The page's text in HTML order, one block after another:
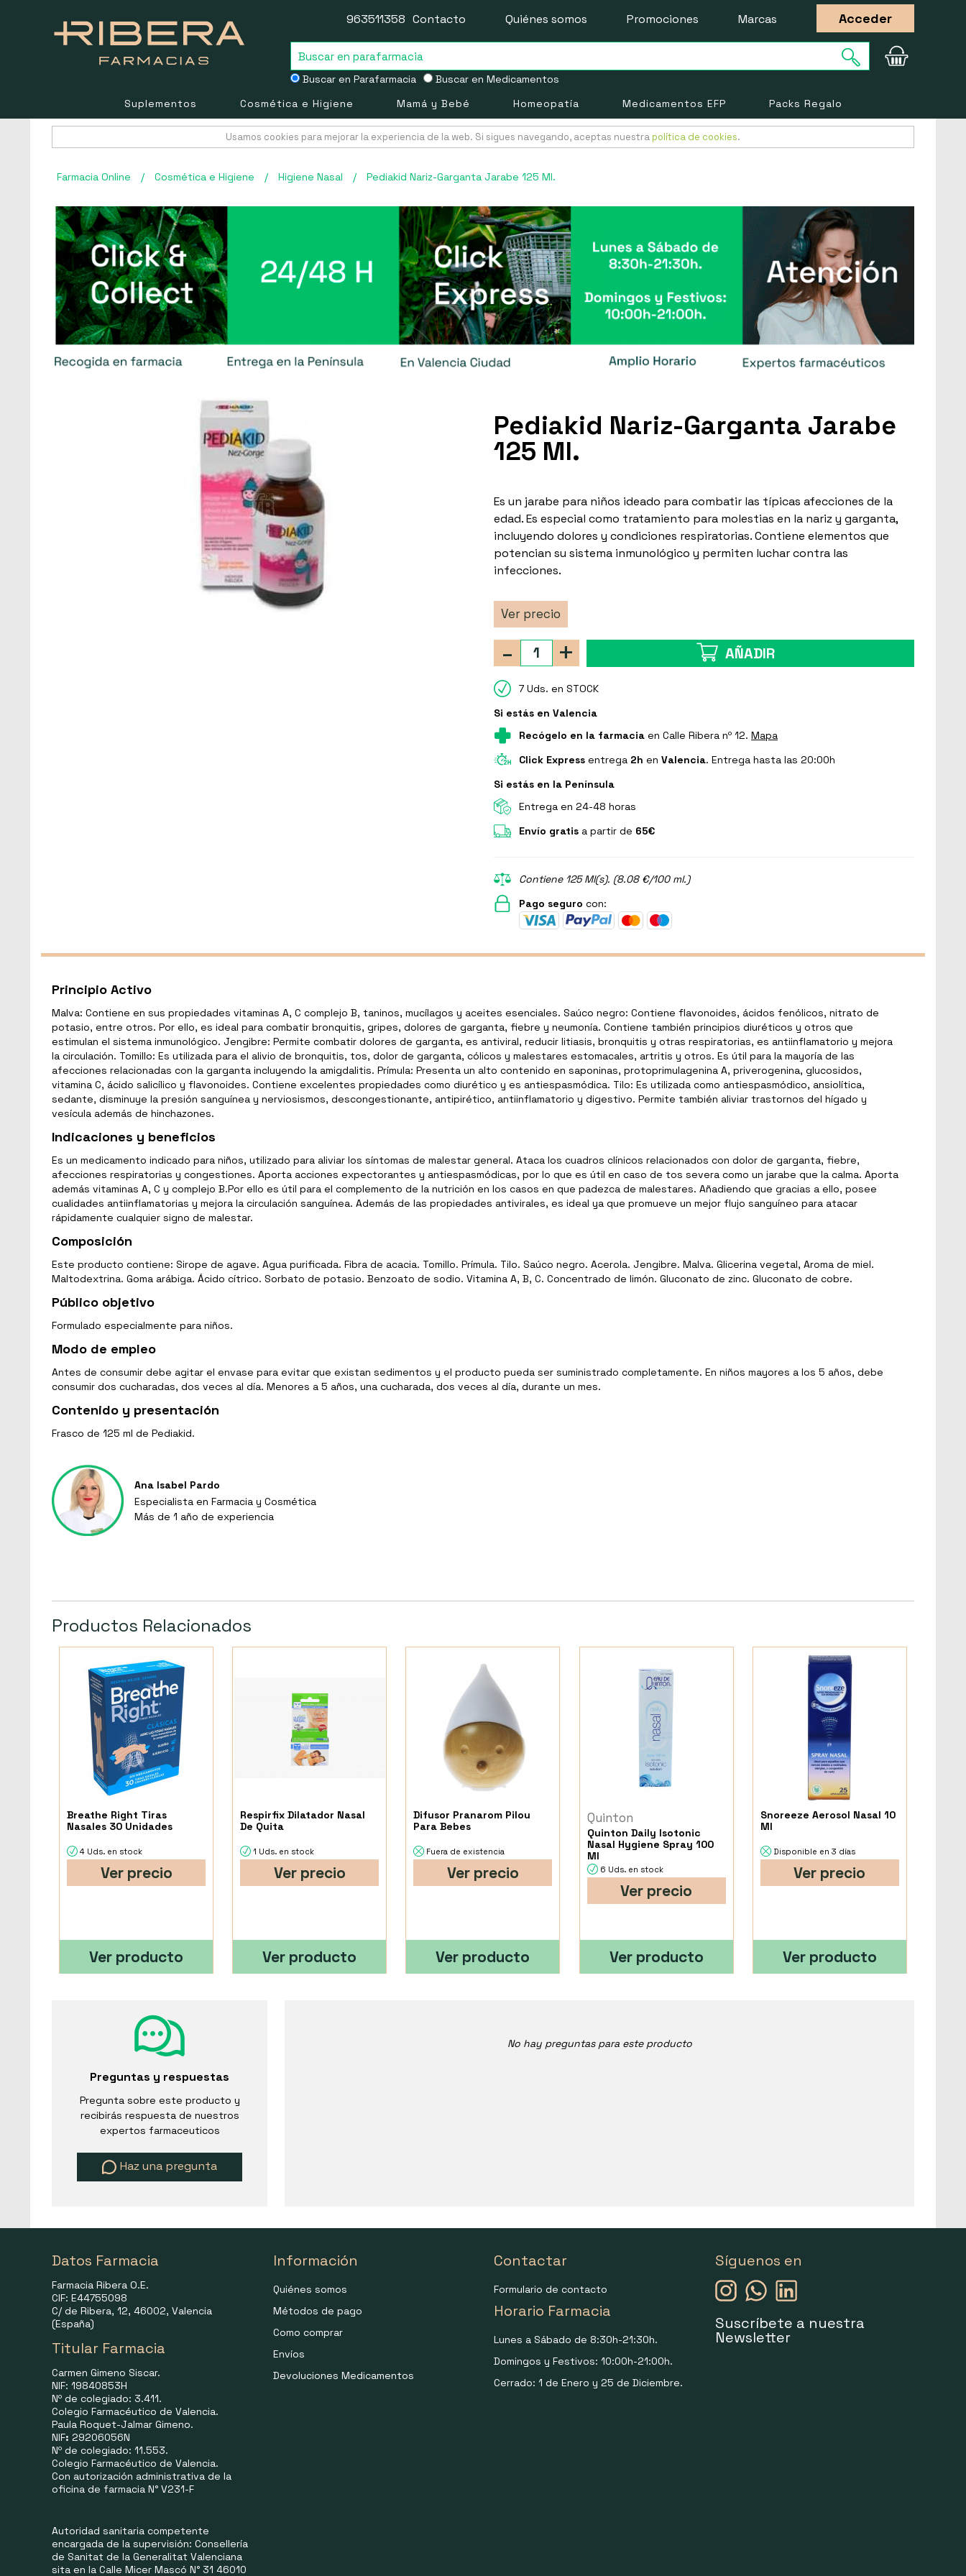
Buscar en Parafarmacia Buscar en Medicamentos
963511358 Contacto Quiénes somos Promociones Marcas Acceder
Suplementos Cosmética e Higiene Mamá y Bebé Homeopatía Medicamentos EFP Packs Regalo
Usamos cookies para mejorar la experiencia de la web. Si sigues navegando, aceptas nuestra política de cookies.
Farmacia Online / Cosmética e Higiene / Higiene Nasal / Pediakid Nariz-Garganta Jarabe 125 Ml.
Pediakid Nariz-Garganta Jarabe
125 Ml.
Es un jarabe para niños ideado para combatir las típicas afecciones de la
edad. Es especial como tratamiento para molestias en la nariz y garganta,
incluyendo dolores y condiciones respiratorias. Contiene elementos que
potencian su sistema inmunológico y permiten luchar contra las
infecciones.
Ver precio
+
- AÑADIR
7 Uds. en STOCK
Si estás en Valencia
Recógelo en la farmacia en Calle Ribera nº 12. Mapa
Click Express entrega 2h en Valencia. Entrega hasta las 20:00h
Si estás en la Península
Entrega en 24-48 horas
Envío gratis a partir de 65€
Contiene 125 Ml(s). (8.08 €/100 ml.)
Pago seguro con:
Principio Activo
Malva: Contiene en sus propiedades vitaminas A, C complejo B, taninos, mucílagos y aceites esenciales. Saúco negro: Contiene flavonoides, ácidos fenólicos, nitrato de
potasio, entre otros. Por ello, es ideal para combatir bronquitis, gripes, dolores de garganta, fiebre y neumonía. Contiene también principios diuréticos y otros que
estimulan el sistema inmunológico. Jengibre: Permite combatir dolores de garganta, es antiviral, reducir litiasis, bronquitis y otras respiratorias, es antiinflamatorio y mejora
la circulación. Tomillo: Es utilizada para el alivio de bronquitis, tos, dolor de garganta, cólicos y malestares estomacales, artritis y otros. Es útil para la mayoría de las
afecciones relacionadas con la garganta incluyendo la amigdalitis. Prímula: Presenta un alto contenido en saponinas, protoprimulagenina A, priverogenina, glucosidos,
vitamina C, ácido salicílico y flavonoides. Contiene excelentes propiedades como diurético y es antiespasmódica. Tilo: Es utilizada como antiespasmódico, ansiolítica,
sedante, disminuye la presión sanguínea y nerviosismos, descongestionante, antipirético, antiinflamatorio y digestivo. Permite también aliviar trastornos del hígado y
vesícula además de hinchazones.
Indicaciones y beneficios
Es un medicamento indicado para niños, utilizado para aliviar los síntomas de malestar general. Ataca los cuadros clínicos relacionados con dolor de garganta, fiebre,
afecciones respiratorias y congestiones. Aporta acciones expectorantes y antiespasmódicas, por lo que es útil en caso de tos severa como un jarabe que la calma. Aporta
además vitaminas A, C y complejo B.Por ello es útil para el complemento de la nutrición en los casos en que padezca de malestares. Añadiendo que gracias a ello, posee
cualidades antiinflamatorias y mejora la circulación sanguínea. Además de las propiedades antivirales, es ideal ya que promueve un mejor flujo sanguíneo para atacar
rápidamente cualquier signo de malestar.
Composición
Este producto contiene: Sirope de agave. Agua purificada. Fibra de acacia. Tomillo. Prímula. Tilo. Saúco negro. Acerola. Jengibre. Malva. Glicerina vegetal, Aroma de miel.
Maltodextrina. Goma arábiga. Ácido cítrico. Sorbato de potasio. Benzoato de sodio. Vitamina A, B, C. Concentrado de limón. Gluconato de zinc. Gluconato de cobre.
Público objetivo
Formulado especialmente para niños.
Modo de empleo
Antes de consumir debe agitar el envase para evitar que existan sedimentos y el producto pueda ser suministrado completamente. En niños mayores a los 5 años, debe
consumir dos cucharadas, dos veces al día. Menores a 5 años, una cucharada, dos veces al día, durante un mes.
Contenido y presentación
Frasco de 125 ml de Pediakid.
Ana Isabel Pardo
Especialista en Farmacia y Cosmética
Más de 1 año de experiencia
Productos Relacionados
Breathe Right Tiras
Nasales 30 Unidades
4 Uds. en stock
Ver precio
Ver producto
Respirfix Dilatador Nasal
De Quita
1 Uds. en stock
Ver precio
Ver producto
Difusor Pranarom Pilou
Para Bebes
Fuera de existencia
Ver precio
Ver producto
Quinton
Quinton Daily Isotonic
Nasal Hygiene Spray 100
Ml
6 Uds. en stock
Ver precio
Ver producto
Snoreeze Aerosol Nasal 10
Ml
Disponible en 3 días
Ver precio
Ver producto
Preguntas y respuestas
Pregunta sobre este producto y
recibirás respuesta de nuestros
expertos farmaceuticos
Haz una pregunta
No hay preguntas para este producto
Datos Farmacia
Farmacia Ribera O.E.
CIF: E44755098
C/ de Ribera, 12, 46002, Valencia
(España)
Titular Farmacia
Carmen Gimeno Siscar.
NIF: 19840853H
Nº de colegiado: 3.411.
Colegio Farmacéutico de Valencia.
Paula Roquet-Jalmar Gimeno.
NIF: 29206056N
Nº de colegiado: 11.553.
Colegio Farmacéutico de Valencia.
Con autorización administrativa de la
oficina de farmacia N° V231-F
Autoridad sanitaria competente
encargada de la supervisión: Consellería
de Sanitat de la Generalitat Valenciana
sita en la Calle Micer Mascó N° 31 46010
Información
Quiénes somos
Métodos de pago
Como comprar
Envíos
Devoluciones Medicamentos
Contactar
Formulario de contacto
Horario Farmacia
Lunes a Sábado de 8:30h-21:30h.
Domingos y Festivos: 10:00h-21:00h.
Cerrado: 1 de Enero y 25 de Diciembre.
Síguenos en
Suscríbete a nuestra
Newsletter